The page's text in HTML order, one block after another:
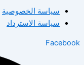
سياسة الخصوصية
سياسة الاسترداد
Facebook